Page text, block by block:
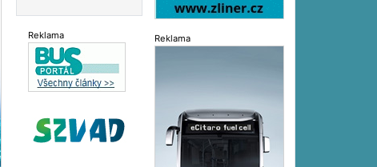
Reklama Reklama